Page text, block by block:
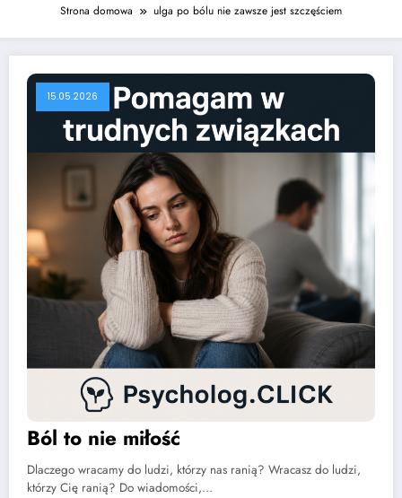
Strona domowa ulga po bólu nie zawsze jest szczęściem
15.05.2026
Ból to nie miłość
Dlaczego wracamy do ludzi, którzy nas ranią? Wracasz do ludzi,
którzy Cię ranią? Do wiadomości,…